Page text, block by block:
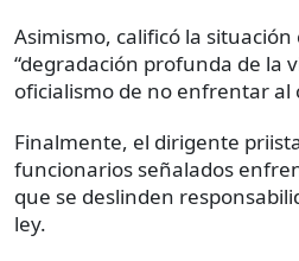
Asimismo, calificó la situación
“degradación profunda de la
oficialismo de no enfrentar al
Finalmente, el dirigente
funcionarios señalados
que se deslinden
ley.